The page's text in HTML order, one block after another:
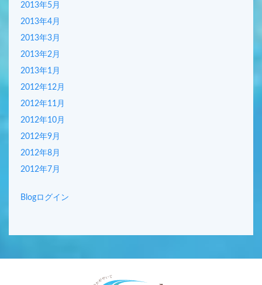
2013年5月
2013年4月
2013年3月
2013年2月
2013年1月
2012年12月
2012年11月
2012年10月
2012年9月
2012年8月
2012年7月
Blogログイン